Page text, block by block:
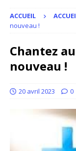
ACCUEIL
nouveau !
Chantez
nouveau !
20 avril 2023 0